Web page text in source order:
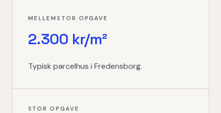
MELLEMSTOR OPGAVE
2.300 kr/m²
Typisk parcelhus i Fredensborg.
STOR OPGAVE